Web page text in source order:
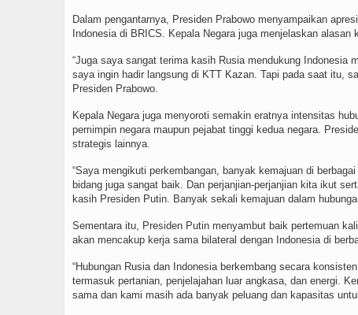
Dalam pengantarnya, Presiden Prabowo menyampaikan
Indonesia di BRICS. Kepala Negara juga menjelaskan
“Juga saya sangat terima kasih Rusia mendukung Indonesia
saya ingin hadir langsung di KTT Kazan. Tapi pada saat itu,
Presiden Prabowo.
Kepala Negara juga menyoroti semakin eratnya intensitas
pemimpin negara maupun pejabat tinggi kedua negara.
strategis lainnya.
“Saya mengikuti perkembangan, banyak kemajuan di
bidang juga sangat baik. Dan perjanjian-perjanjian kita ikut
kasih Presiden Putin. Banyak sekali kemajuan dalam
Sementara itu, Presiden Putin menyambut baik pertemuan
akan mencakup kerja sama bilateral dengan Indonesia di
“Hubungan Rusia dan Indonesia berkembang secara
termasuk pertanian, penjelajahan luar angkasa, dan energi.
sama dan kami masih ada banyak peluang dan kapasitas